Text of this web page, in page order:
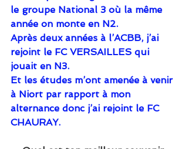
le groupe National 3 où la même
année on monte en N2.
Après deux années à l’ACBB, j’ai
rejoint le FC VERSAILLES qui
jouait en N3.
Et les études m’ont amenée à venir
à Niort par rapport à mon
alternance donc j’ai rejoint le FC
CHAURAY.